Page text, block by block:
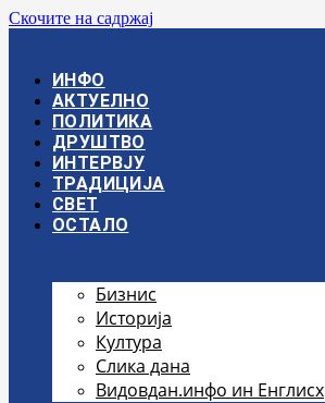
Скочите на садржај
ИНФО
АКТУЕЛНО
ПОЛИТИКА
ДРУШТВО
ИНТЕРВЈУ
ТРАДИЦИЈА
СВЕТ
ОСТАЛО
Бизнис
Историја
Култура
Слика дана
Видовдан.инфо ин Енглисх